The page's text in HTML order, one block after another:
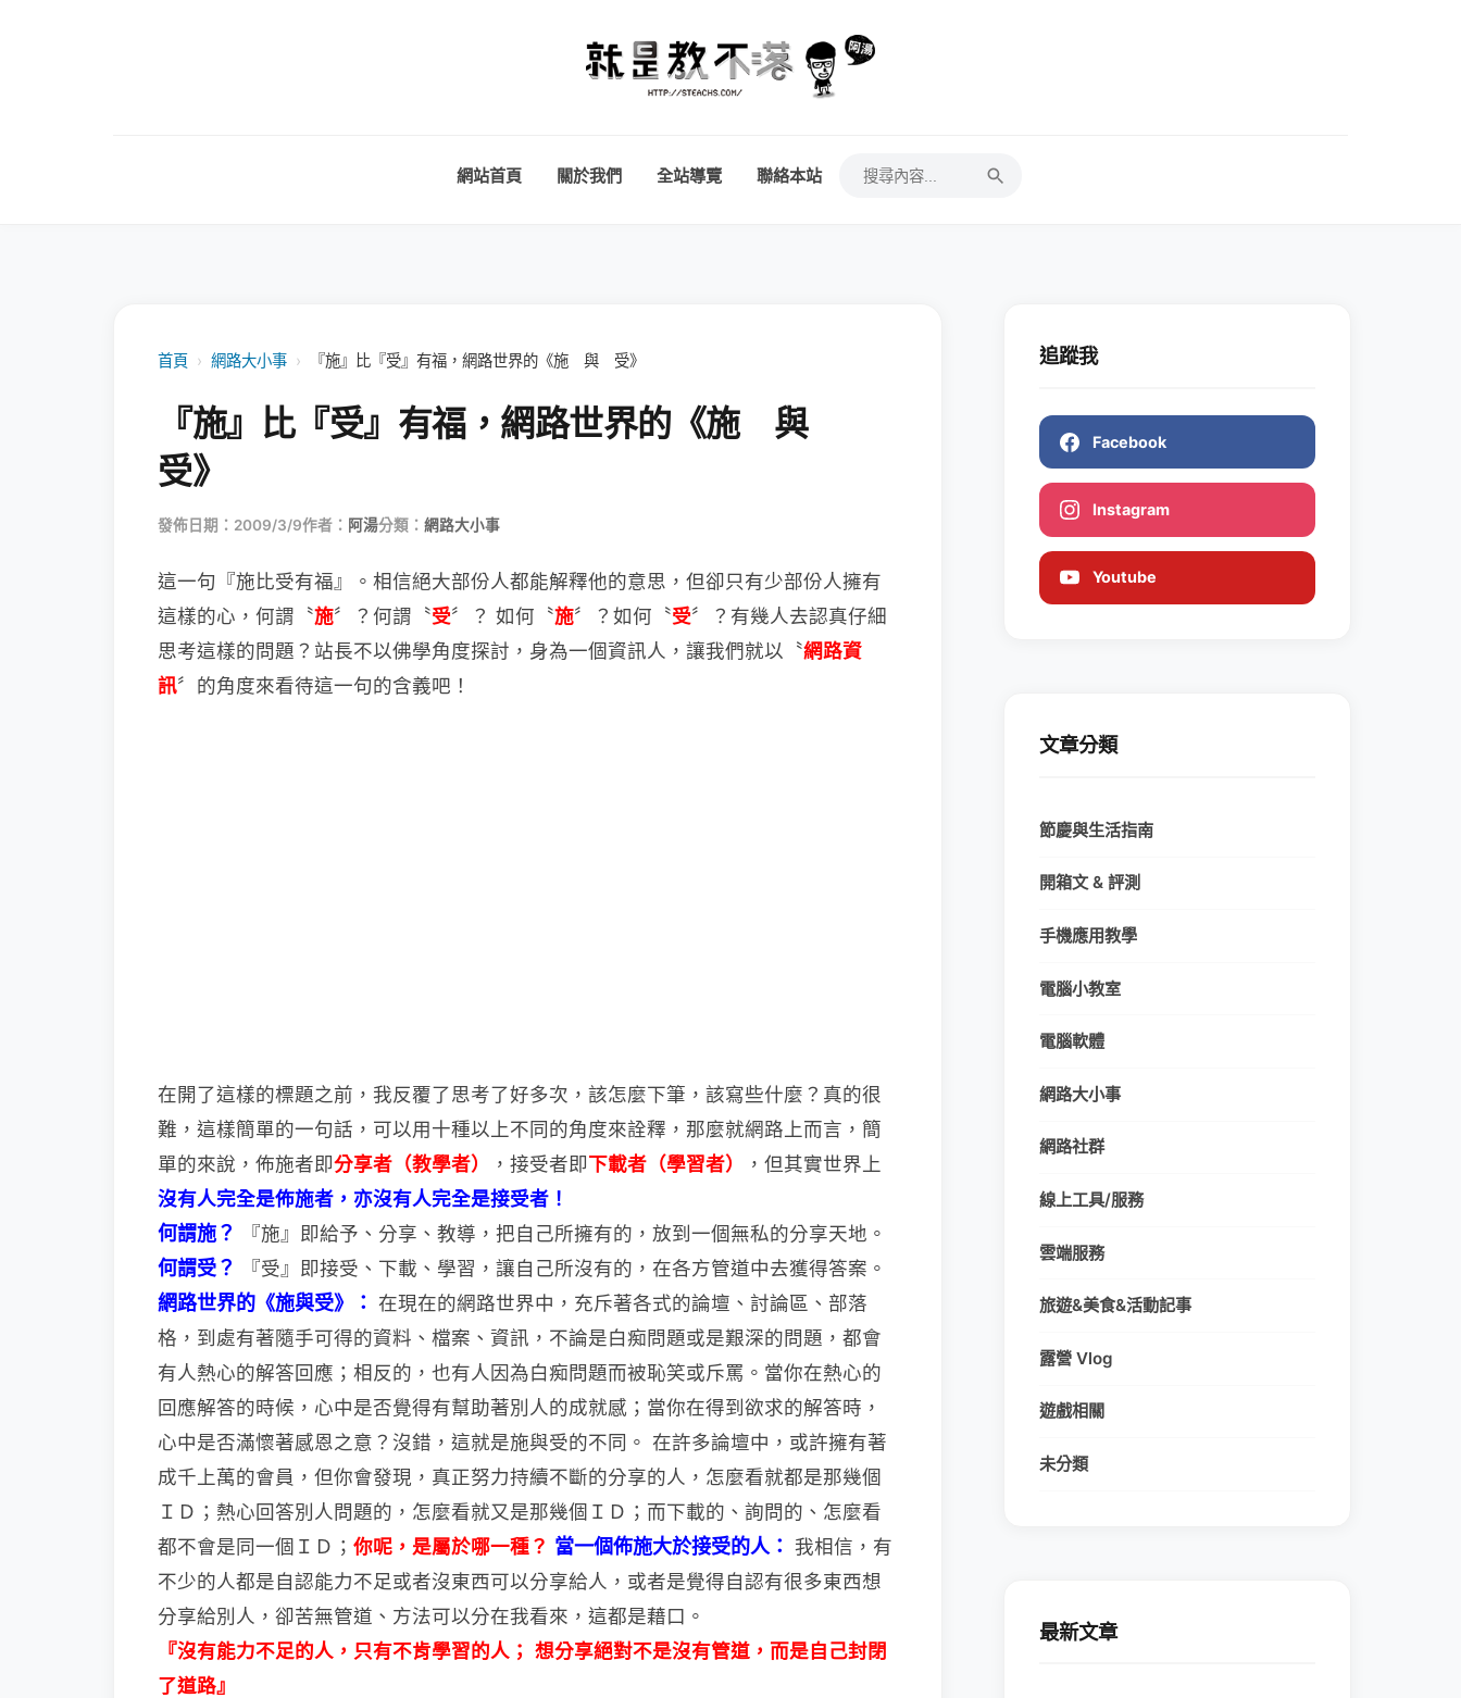
網站首頁 關於我們 全站導覽 聯絡本站
首頁 › 網路大小事 › 『施』比『受』有福，網路世界的《施 與 受》
『施』比『受』有福，網路世界的《施 與
受》
發佈日期：2009/3/9作者： 阿湯分類： 網路大小事
這一句『施比受有福』。相信絕大部份人都能解釋他的意思，但卻只有少部份人擁有
這樣的心，何謂〝施〞？何謂〝受〞？ 如何〝施〞？如何〝受〞？有幾人去認真仔細
思考這樣的問題？站長不以佛學角度探討，身為一個資訊人，讓我們 就以〝網路資
訊〞的角度來看待這一句的含義吧！
在開了這樣的標題之前，我反覆了思考了好多次，該怎麼下筆，該寫些什麼？ 真的很
難，這樣簡單的一句話，可以用十種以上不同的角度來詮釋，那麼就網路上而言，簡
單的來說，佈施者即分享者（教學者） ，接受者即下載者（學習者） ，但其實世界上
沒有人完全是佈施者，亦沒有人完全是接受者！
何謂施？
『施』即給予、分享、教導，把自己所擁有的，放到一個無私的分享天地。
何謂受？
『受』即接受、下載、學習，讓自己所沒有的，在各方管道中去獲得答案。
網路世界的《施與受》： 在現在的網路世界中，充斥著各式的論壇、討論區、部落
格，到處有著隨手可得的資料、檔案、資訊，不論是白痴問題或是艱深的問題，都會
有人熱心的解答回應；相反的，也有人因為白痴問題而被恥笑或斥罵。當你在熱心的
回應解答的時候，心中是否覺得有幫助著別人的成就感；當你在得到欲求的解答時，
心中是否滿懷著感恩之意？沒錯，這就是施與受的不同。 在許多論壇中，或許擁有著
成千上萬的會員，但你會發現，真正努力持續不斷的分享的人，怎麼看就都是那幾個
ＩＤ；熱心回答別人問題的，怎麼看就又是那幾個ＩＤ；而下載的、詢問的、怎麼看
都不會是同一個ＩＤ； 你呢，是屬於哪一種？ 當一個佈施大於接受的人： 我相信，有
不少的人都是自認能力不足或者沒東西可以分享給人，或者是覺得自認有很多東西想
分享給別人，卻苦無管道、方法可以分在我看來，這都是藉口。
『沒有能力不足的人，只有不肯學習的人； 想分享絕對不是沒有管道，而是自己封閉
了道路』
追蹤我
Facebook
Instagram
Youtube
文章分類
節慶與生活指南
開箱文 & 評測
手機應用教學
電腦小教室
電腦軟體
網路大小事
網路社群
線上工具/服務
雲端服務
旅遊&美食&活動記事
露營 Vlog
遊戲相關
未分類
最新文章